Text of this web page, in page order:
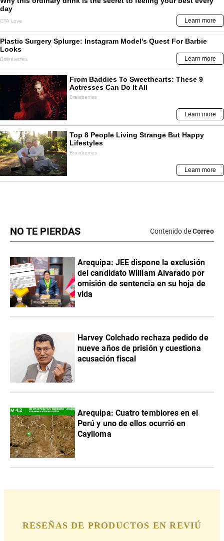
NO TE PIERDAS Contenido deCorreo
​Arequipa: JEE dispone la exclusión
del candidato William Alvarado por
omisión de sentencia en su hoja de
vida
Harvey Colchado rechaza pedido de
nueve años de prisión y cuestiona
acusación fiscal
Arequipa: Cuatro temblores en el
Perú y uno de ellos ocurrió en
Caylloma